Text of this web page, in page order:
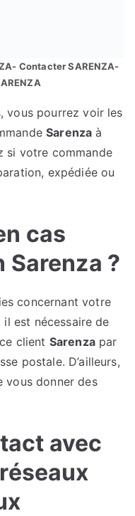
Contacter SARENZA-
vous pourrez voir les
Sarenza à
si votre commande
expédiée ou
cas
Sarenza ?
concernant votre
est nécessaire de
client Sarenzapar
postale. D’ailleurs,
vous donner des
avec